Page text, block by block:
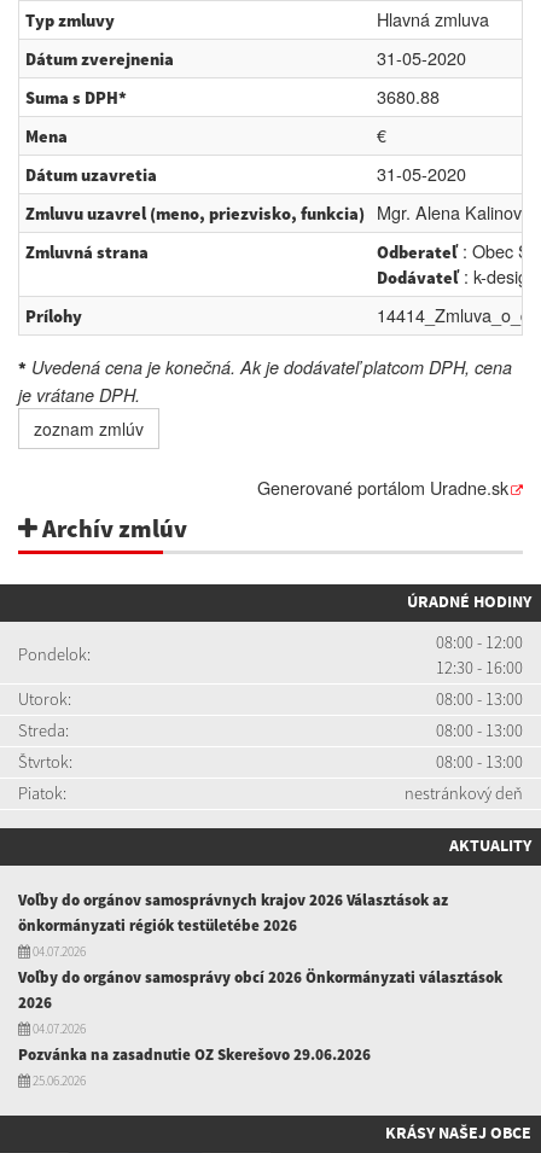
Typ zmluvy Hlavná zmluva
Dátum zverejnenia 31-05-2020
Suma s DPH* 3680.88
Mena €
Dátum uzavretia 31-05-2020
Zmluvu uzavrel (meno, priezvisko, funkcia) Mgr. Alena Kalinová
Zmluvná strana Odberateľ: Obec
Dodávateľ: k-
Prílohy
* Uvedená cena je konečná. Ak je dodávateľ platcom DPH, cena
je vrátane DPH.
zoznam zmlúv
Generované portálom Uradne.sk
Archív zmlúv
ÚRADNÉ HODINY
Pondelok:
08:00 - 12:00
12:30 - 16:00
Utorok:
08:00 - 13:00
Streda:
08:00 - 13:00
Štvrtok:
08:00 - 13:00
Piatok:
nestránkový deň
AKTUALITY
Voľby do orgánov samosprávnych krajov 2026 Választások az
önkormányzati régiók testületébe 2026
04.07.2026
Voľby do orgánov samosprávy obcí 2026 Önkormányzati választások
2026
04.07.2026
Pozvánka na zasadnutie OZ Skerešovo 29.06.2026
25.06.2026
KRÁSY NAŠEJ OBCE